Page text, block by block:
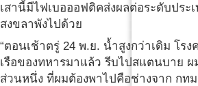
เสานี้มีไฟเบอออฟติคส่งผลต่อระดับประ
สงขลาพังไปด้วย
“ตอนเช้าตรู่ 24 พ.ย. น้ำสูงกว่าเดิม โร
เรือของทหารมาแล้ว รีบไปสแตนบาย
ส่วนหนึ่ง ที่ผมต้องพาไปคือช่างจาก กท